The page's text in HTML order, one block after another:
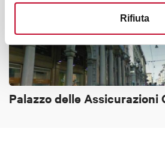
Rifiuta
Palazzo delle Assicurazioni